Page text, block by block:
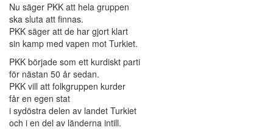
Nu säger PKK att hela gruppen
ska sluta att finnas.
PKK säger att de har gjort klart
sin kamp med vapen mot Turkiet.
PKK började som ett kurdiskt parti
för nästan 50 år sedan.
PKK vill att folkgruppen kurder
får en egen stat
i sydöstra delen av landet Turkiet
och i en del av länderna intill.